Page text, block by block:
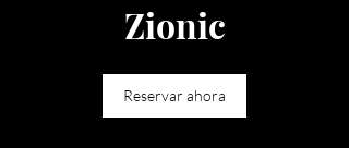
Zionic
Reservar ahora